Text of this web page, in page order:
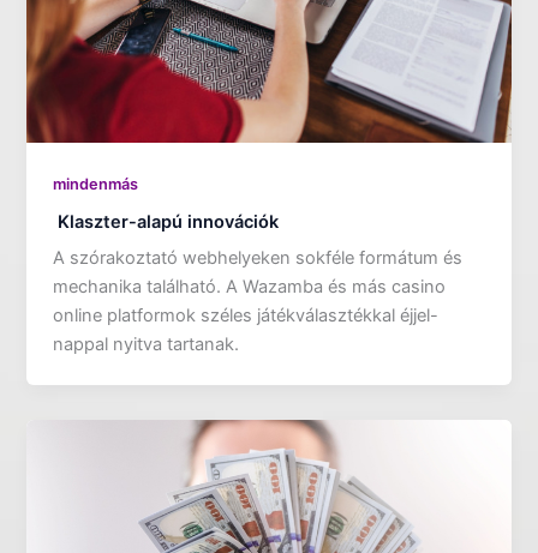
mindenmás
Klaszter-alapú innovációk
A szórakoztató webhelyeken sokféle formátum és
mechanika található. A Wazamba és más casino
online platformok széles játékválasztékkal éjjel-
nappal nyitva tartanak.